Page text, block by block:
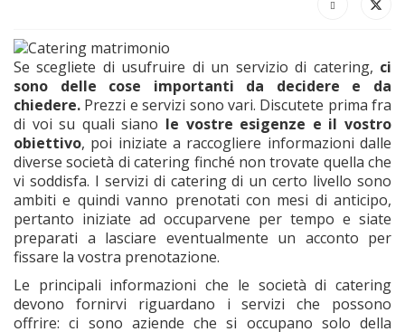
Se scegliete di usufruire di un servizio di catering, ci
sono delle cose importanti da decidere e da
chiedere. Prezzi e servizi sono vari. Discutete prima fra
di voi su quali siano le vostre esigenze e il vostro
obiettivo, poi iniziate a raccogliere informazioni dalle
diverse società di catering finché non trovate quella che
vi soddisfa. I servizi di catering di un certo livello sono
ambiti e quindi vanno prenotati con mesi di anticipo,
pertanto iniziate ad occuparvene per tempo e siate
preparati a lasciare eventualmente un acconto per
fissare la vostra prenotazione.
Le principali informazioni che le società di catering
devono fornirvi riguardano i servizi che possono
offrire: ci sono aziende che si occupano solo della